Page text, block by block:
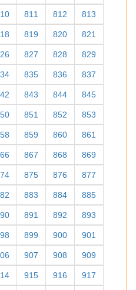
811 812 813
819 820 821
827 828 829
835 836 837
843 844 845
851 852 853
859 860 861
867 868 869
875 876 877
883 884 885
891 892 893
899 900 901
907 908 909
915 916 917